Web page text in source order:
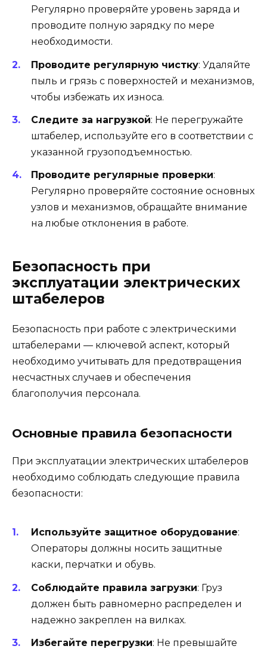
Регулярно проверяйте уровень заряда и
проводите полную зарядку по мере
необходимости.
Проводите регулярную чистку: Удаляйте
пыль и грязь с поверхностей и механизмов,
чтобы избежать их износа.
Следите за нагрузкой: Не перегружайте
штабелер, используйте его в соответствии с
указанной грузоподъемностью.
Проводите регулярные проверки:
Регулярно проверяйте состояние основных
узлов и механизмов, обращайте внимание
на любые отклонения в работе.
Безопасность при
эксплуатации электрических
штабелеров
Безопасность при работе с электрическими
штабелерами — ключевой аспект, который
необходимо учитывать для предотвращения
несчастных случаев и обеспечения
благополучия персонала.
Основные правила безопасности
При эксплуатации электрических штабелеров
необходимо соблюдать следующие правила
безопасности:
Используйте защитное оборудование:
Операторы должны носить защитные
каски, перчатки и обувь.
Соблюдайте правила загрузки: Груз
должен быть равномерно распределен и
надежно закреплен на вилках.
Избегайте перегрузки: Не превышайте